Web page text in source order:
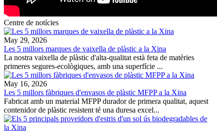
Centre de notícies
May 29, 2026
Les 5 millors marques de vaixella de plàstic a la Xina
La nostra vaixella de plàstic d'alta-qualitat està feta de matèries
primeres segures-ecològiques, amb una superfície ...
May 16, 2026
Les 5 millors fàbriques d'envasos de plàstic MFPP a la Xina
Fabricat amb un material MFPP durador de primera qualitat, aquest
contenidor de plàstic resistent té una duresa excel...